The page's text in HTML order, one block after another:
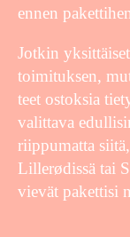
ennen
Jotkin
toimituksen,
teet ostoksia
valittava
riippumatta
Lillerødissä tai
vievät pakettisi